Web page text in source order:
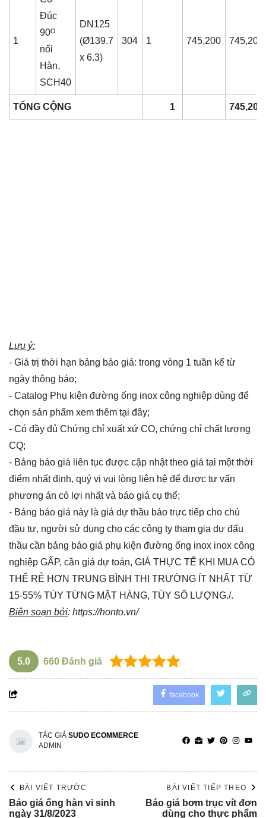
1
Đúc
90ᴼ
nối
Hàn,
SCH40
DN125
(Ø139.7
x 6.3)
304 1 745,200 745,200
TỔNG CỘNG 1 745,200
Lưu ý:
- Giá trị thời hạn bảng báo giá: trong vòng 1 tuần kể từ
ngày thông báo;
- Catalog Phụ kiện đường ống inox công nghiệp dùng để
chọn sản phẩm xem thêm tại đây;
- Có đầy đủ Chứng chỉ xuất xứ CO, chứng chỉ chất lượng
CQ;
- Bảng báo giá liên tục được cập nhật theo giá tại một thời
điểm nhất định, quý vị vui lòng liên hệ để được tư vấn
phương án có lợi nhất và báo giá cụ thể;
- Bảng báo giá này là giá dự thầu báo trực tiếp cho chủ
đầu tư, người sử dụng cho các công ty tham gia dự đấu
thầu cần bảng báo giá phụ kiện đường ống inox inox công
nghiệp GẤP, cần giá dự toán, GIÁ THỰC TẾ KHI MUA CÓ
THỂ RẺ HƠN TRUNG BÌNH THỊ TRƯỜNG ÍT NHẤT TỪ
15-55% TÙY TỪNG MẶT HÀNG, TÙY SỐ LƯỢNG./.
Biên soạn bởi: https://honto.vn/
5.0 660 Đánh giá
facebook
TÁC GIẢ SUDO ECOMMERCE
ADMIN
BÀI VIẾT TRƯỚC
Báo giá ống hàn vi sinh
ngày 31/8/2023
BÀI VIẾT TIẾP THEO
Báo giá bơm trục vít đơn
dùng cho thực phẩm